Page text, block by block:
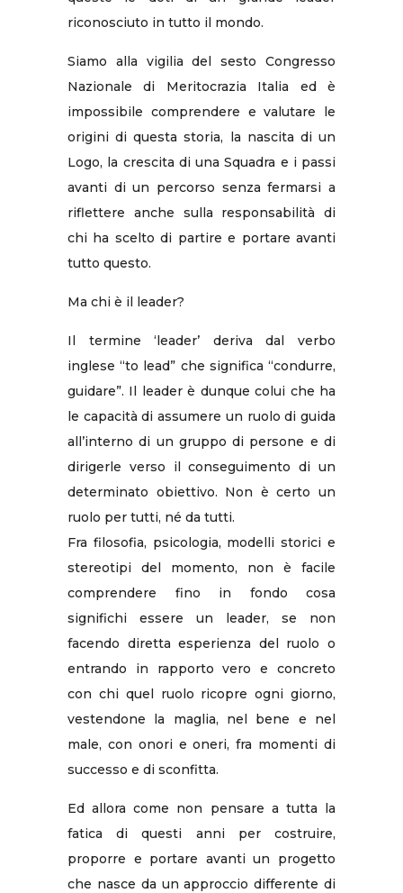
riconosciuto in tutto il mondo.
Siamo alla vigilia del sesto Congresso
Nazionale di Meritocrazia Italia ed è
impossibile comprendere e valutare le
origini di questa storia, la nascita di un
Logo, la crescita di una Squadra e i passi
avanti di un percorso senza fermarsi a
riflettere anche sulla responsabilità di
chi ha scelto di partire e portare avanti
tutto questo.
Ma chi è il leader?
Il termine ‘leader’ deriva dal verbo
inglese “to lead” che significa “condurre,
guidare”. Il leader è dunque colui che ha
le capacità di assumere un ruolo di guida
all’interno di un gruppo di persone e di
dirigerle verso il conseguimento di un
determinato obiettivo. Non è certo un
ruolo per tutti, né da tutti.
Fra filosofia, psicologia, modelli storici e
stereotipi del momento, non è facile
comprendere fino in fondo cosa
significhi essere un leader, se non
facendo diretta esperienza del ruolo o
entrando in rapporto vero e concreto
con chi quel ruolo ricopre ogni giorno,
vestendone la maglia, nel bene e nel
male, con onori e oneri, fra momenti di
successo e di sconfitta.
Ed allora come non pensare a tutta la
fatica di questi anni per costruire,
proporre e portare avanti un progetto
che nasce da un approccio differente di